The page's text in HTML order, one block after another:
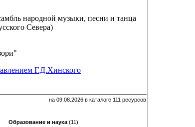
народной музыки, песни и танца
Севера)
Г.Д.Хинского
на 09.08.2026 в каталоге 111 ресурсов
Образование и наука (11)